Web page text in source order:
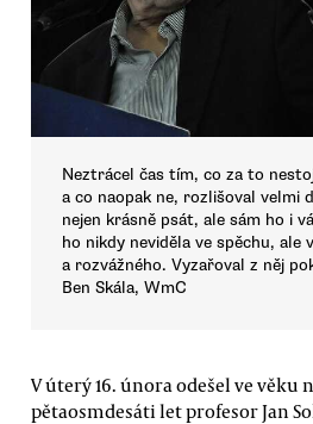
Neztrácel čas tím, co za to
a co naopak ne, rozlišoval velmi
nejen krásně psát, ale sám ho i
ho nikdy neviděla ve spěchu, ale
a rozvážného. Vyzařoval z něj
Ben Skála, WmC
V úterý 16. února odešel ve věku
pětaosmdesáti let profesor Jan